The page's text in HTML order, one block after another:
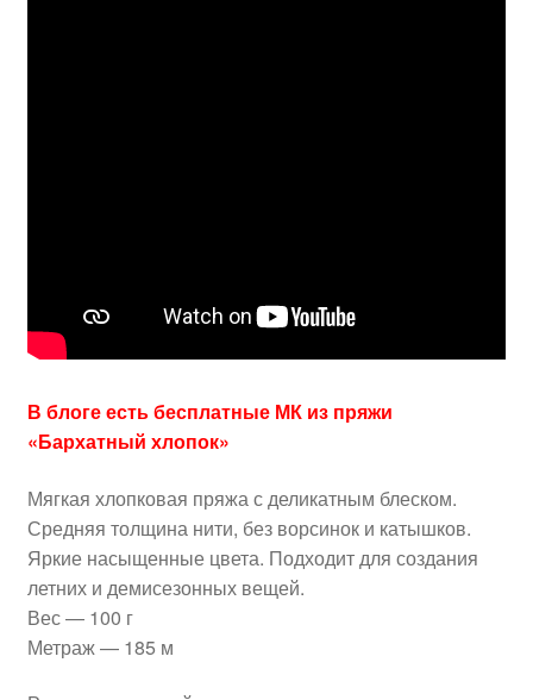
В блоге есть бесплатные МК из пряжи
«Бархатный хлопок»
Мягкая хлопковая пряжа с деликатным блеском.
Средняя толщина нити, без ворсинок и катышков.
Яркие насыщенные цвета. Подходит для создания
летних и демисезонных вещей.
Вес — 100 г
Метраж — 185 м